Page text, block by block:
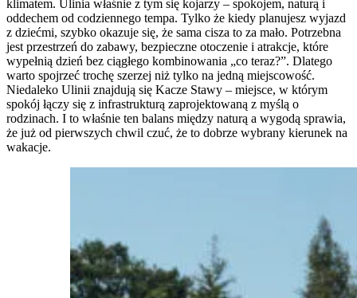
klimatem. Ulinia właśnie z tym się kojarzy – spokojem, naturą i
oddechem od codziennego tempa. Tylko że kiedy planujesz wyjazd
z dziećmi, szybko okazuje się, że sama cisza to za mało. Potrzebna
jest przestrzeń do zabawy, bezpieczne otoczenie i atrakcje, które
wypełnią dzień bez ciągłego kombinowania „co teraz?”. Dlatego
warto spojrzeć trochę szerzej niż tylko na jedną miejscowość.
Niedaleko Ulinii znajdują się Kacze Stawy – miejsce, w którym
spokój łączy się z infrastrukturą zaprojektowaną z myślą o
rodzinach. I to właśnie ten balans między naturą a wygodą sprawia,
że już od pierwszych chwil czuć, że to dobrze wybrany kierunek na
wakacje.